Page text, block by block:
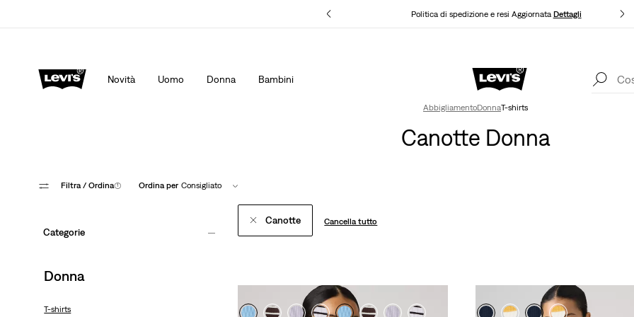
Politica di spedizione e resi Aggiornata Dettagli
Dettagli
Novità Uomo Donna Bambini
App Levi's. Il meglio di Levi's ®, su misura per te.
AbbigliamentoDonnaT-shirts
Canotte Donna
Filtra/ Ordina(1) Ordina per Consigliato
Categorie
Donna
T-shirts
Canotte Cancella tutto